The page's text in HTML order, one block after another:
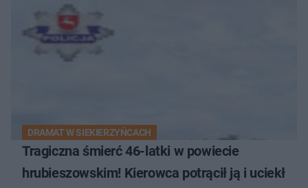
DRAMAT W SIEKIERZYŃCACH
Tragiczna śmierć 46-latki w powiecie
hrubieszowskim! Kierowca potrącił ją i uciekł